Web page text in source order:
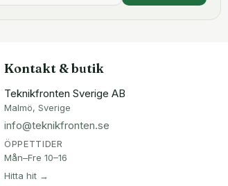
Kontakt & butik
Teknikfronten Sverige AB
Malmö, Sverige
info@teknikfronten.se
ÖPPETTIDER
Mån–Fre 10–16
Hitta hit →